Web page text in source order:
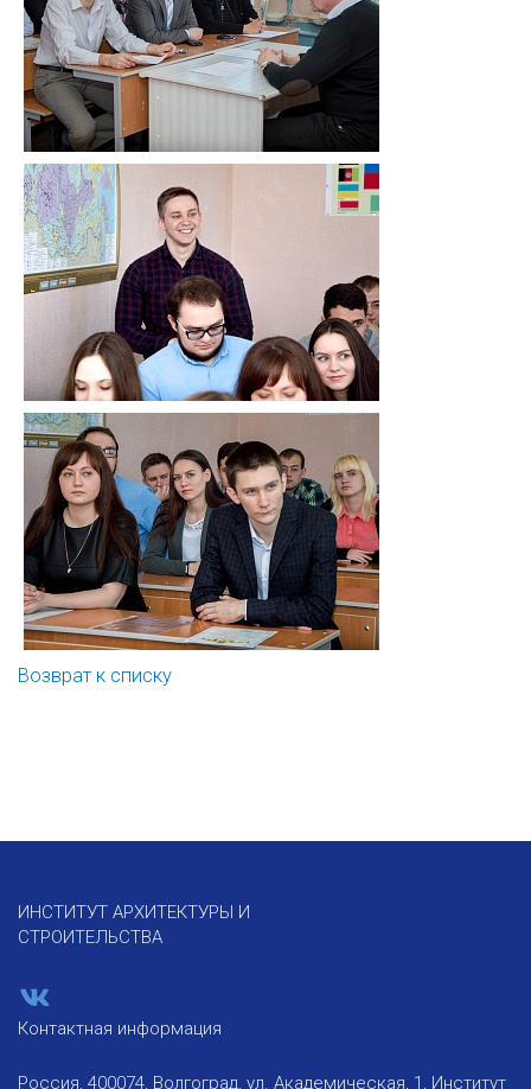
Возврат к списку
ИНСТИТУТ АРХИТЕКТУРЫ И
СТРОИТЕЛЬСТВА
Контактная информация
Россия, 400074, Волгоград, ул. Академическая, 1, Институт